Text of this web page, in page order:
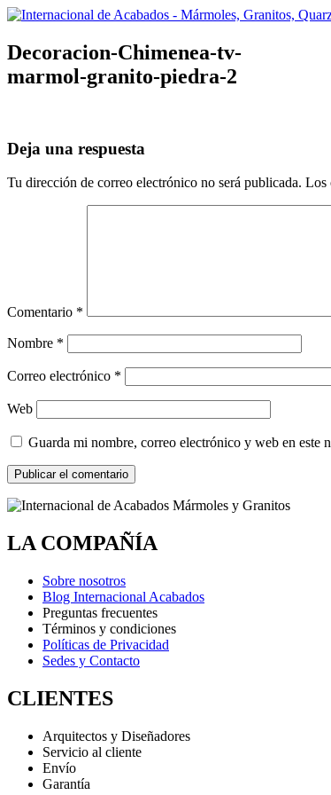
Skip
content
Decoracion-Chimenea-tv-
marmol-granito-piedra-2
Deja una respuesta
Tu dirección de correo electrónico no será publicada. Los
Comentario *
Nombre *
Correo electrónico *
Web
Guarda mi nombre, correo electrónico y web en este
LA COMPAÑÍA
Sobre nosotros
Blog Internacional Acabados
Preguntas frecuentes
Términos y condiciones
Políticas de Privacidad
Sedes y Contacto
CLIENTES
Arquitectos y Diseñadores
Servicio al cliente
Envío
Garantía